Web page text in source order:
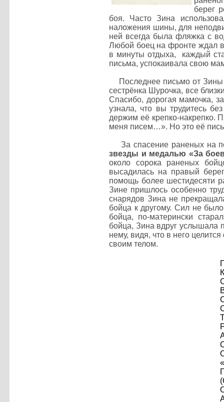
берег
боя. Часто Зина
наложения шины, для
ней всегда была фляжка с
Любой боец на фронте ждал
в минуты отдыха, каждый
письма, успокаивала свою
Последнее письмо от Зины
сестрёнка Шурочка, все
Спасибо, дорогая мамочка,
узнала, что вы трудитесь
держим её крепко-накрепко.
меня писем…». Но это её
За спасение раненых на
звезды и медалью «За
около сорока раненых
высадилась на правый
помощь более шестидесяти
Зине пришлось особенно
снарядов Зина не
бойца к другому. Сил не
бойца, по-матерински
бойца, Зина вдруг услышала
нему, видя, что в него
своим телом.